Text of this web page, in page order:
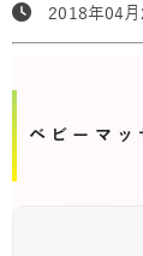
2018年04月
ベビーマッ